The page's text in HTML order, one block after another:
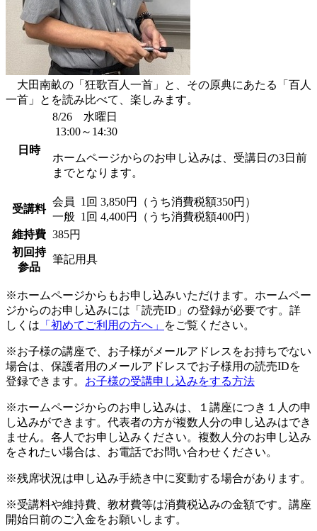
大田南畝の「狂歌百人一首」と、その原典にあたる「百人
一首」とを読み比べて、楽しみます。
日時
8/26 水曜日
13:00～14:30
ホームページからのお申し込みは、受講日の3日前
までとなります。
受講料
会員
1回 3,850円（うち消費税額350円）
一般 1回 4,400円（うち消費税額400円）
維持費 385円
初回持
参品
筆記用具
※ホームページからもお申し込みいただけます。ホームペー
ジからのお申し込みには「読売ID」の登録が必要です。詳
しくは 「初めてご利用の方へ」 をご覧ください。
※お子様の講座で、お子様がメールアドレスをお持ちでない
場合は、保護者用のメールアドレスでお子様用の読売IDを
登録できます。 お子様の受講申し込みをする方法
※ホームページからのお申し込みは、１講座につき１人の申
し込みができます。代表者の方が複数人分の申し込みはでき
ません。各人でお申し込みください。複数人分のお申し込み
をされたい場合は、お電話でお問い合わせください。
※残席状況は申し込み手続き中に変動する場合があります。
※受講料や維持費、教材費等は消費税込みの金額です。講座
開始日前のご入金をお願いします。